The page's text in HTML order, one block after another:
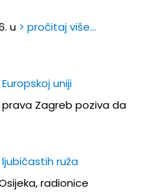
u > pročitaj više…
uniji
Zagreb poziva da
ruža
radionice